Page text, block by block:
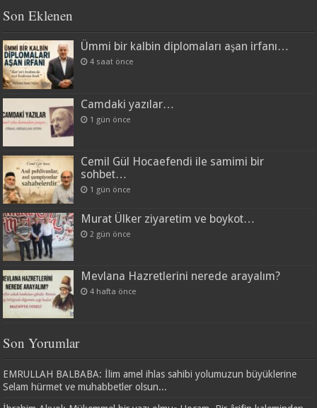
Son Eklenen
Ümmi bir kalbin diplomaları aşan irfanı…
4 saat önce
Camdaki yazılar…
1 gün önce
Cemil Gül Hocaefendi ile samimi bir
sohbet…
1 gün önce
Murat Ülker ziyaretim ve boykot…
2 gün önce
Mevlana Hazretlerini nerede arayalım?
4 hafta önce
Son Yorumlar
EMRULLAH BALBABA: İlim amel ihlas sahibi yolumuzun büyüklerine
Selam hürmet ve muhabbetler olsun...